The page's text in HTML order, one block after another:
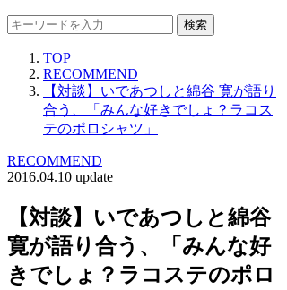
検索
TOP
RECOMMEND
【対談】いであつしと綿谷 寛が語り
合う、「みんな好きでしょ？ラコス
テのポロシャツ」
RECOMMEND
2016.04.10 update
【対談】いであつしと綿谷
寛が語り合う、「みんな好
きでしょ？ラコステのポロ